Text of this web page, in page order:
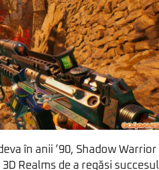
în anii ’90, Shadow Warrior
Realms de a regăsi succesul